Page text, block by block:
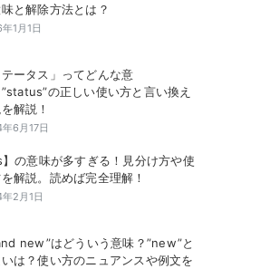
と解除方法とは？
1月1日
テータス」ってどんな意
の正しい使い方と言い換え
解説！
6月17日
】の意味が多すぎる！見分け方や使
解説。読めば完全理解！
2月1日
new”はどういう意味？”new”と
は？使い方のニュアンスや例文を